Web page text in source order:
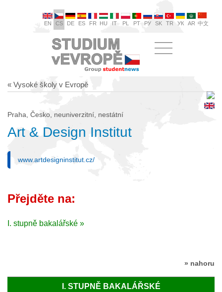
EN CS DE ES FR HU IT PL PT РУ SK TR УК AR 中文
« Vysoké školy v Evropě
Praha, Česko, neuniverzitní, nestátní
Art & Design Institut
www.artdesigninstitut.cz/
Přejděte na:
I. stupně bakalářské »
» nahoru
I. STUPNĚ BAKALÁŘSKÉ